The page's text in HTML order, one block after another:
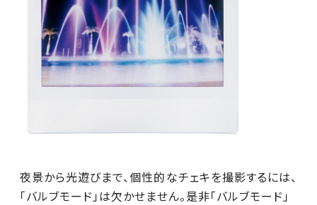
夜景から光遊びまで、個性的なチェキを撮影するには、
「バルブモード」は欠かせません。是非「バルブモード」